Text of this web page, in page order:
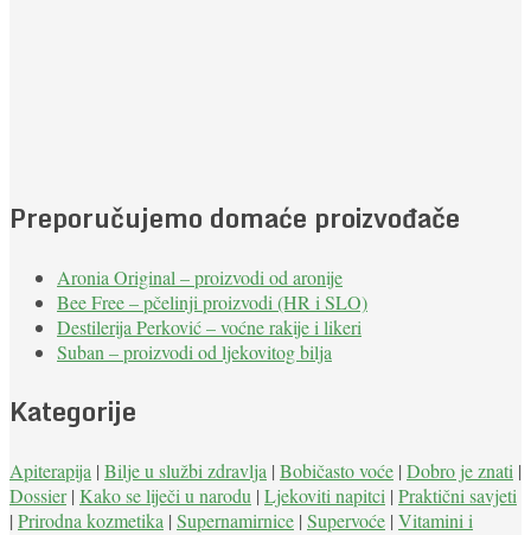
Preporučujemo domaće proizvođače
Aronia Original – proizvodi od aronije
Bee Free – pčelinji proizvodi (HR i SLO)
Destilerija Perković – voćne rakije i likeri
Suban – proizvodi od ljekovitog bilja
Kategorije
Apiterapija | Bilje u službi zdravlja | Bobičasto voće | Dobro je znati |
Dossier| Kako se liječi u narodu | Ljekoviti napitci | Praktični savjeti
| Prirodna kozmetika | Supernamirnice | Supervoće | Vitamini i